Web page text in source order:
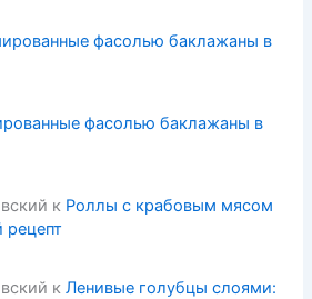
фасолью баклажаны в
фасолью баклажаны в
к Роллы с крабовым мясом
к Ленивые голубцы слоями: